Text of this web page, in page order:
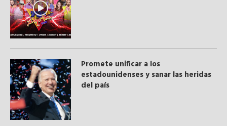
Promete unificar a los
estadounidenses y sanar las heridas
del país